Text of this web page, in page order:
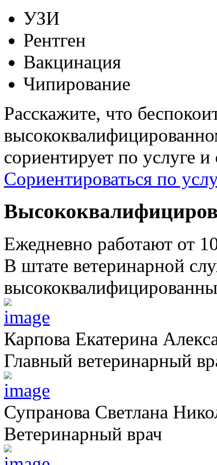
УЗИ
Рентген
Вакцинация
Чипирование
Расскажите, что
сориентирует по услуге
Сориентироваться по
Ежедневно работают от
В штате ветеринарной
Карпова Екатерина
Главный ветеринарный
Супранова Светлана
Ветеринарный врач